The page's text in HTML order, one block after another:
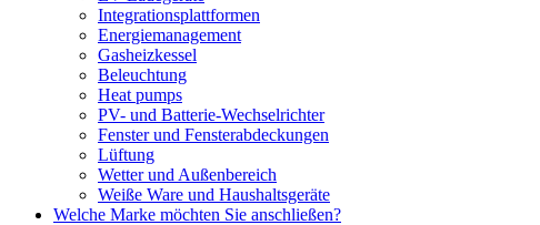
Integrationsplattformen
Energiemanagement
Gasheizkessel
Beleuchtung
Heat pumps
PV- und Batterie-Wechselrichter
Fenster und Fensterabdeckungen
Lüftung
Wetter und Außenbereich
Weiße Ware und Haushaltsgeräte
Welche Marke möchten Sie anschließen?